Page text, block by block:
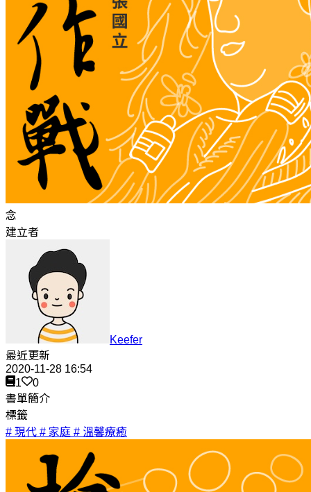
念
建立者
Keefer
最近更新
2020-11-28 16:54
1
0
書單簡介
標籤
# 現代 # 家庭 # 溫馨療癒